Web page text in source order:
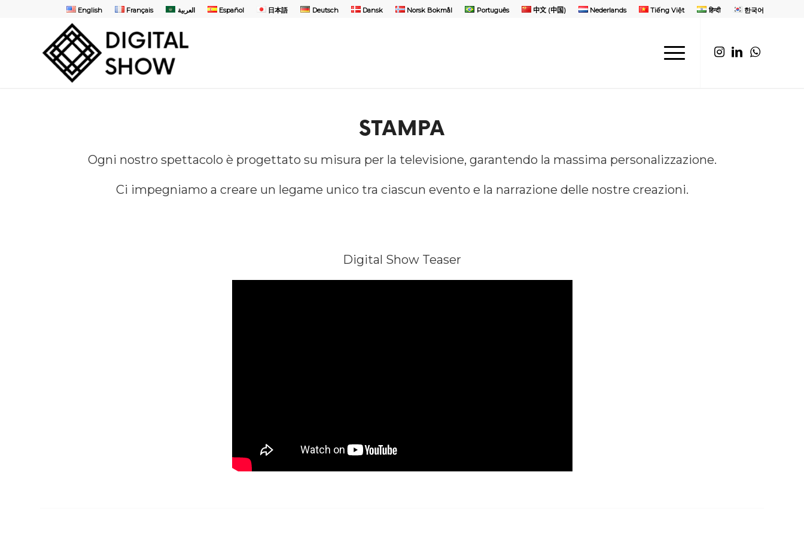
English Français العربية Español 日本語 Deutsch Dansk Norsk Bokmål Português 中文 (中国) Nederlands Tiếng Việt हिन्दी 한국어
STAMPA
Ogni nostro spettacolo è progettato su misura per la televisione, garantendo la massima personalizzazione.
Ci impegniamo a creare un legame unico tra ciascun evento e la narrazione delle nostre creazioni.
Digital Show Teaser